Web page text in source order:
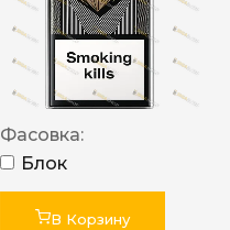
Фасовка:
Блок
В Корзину